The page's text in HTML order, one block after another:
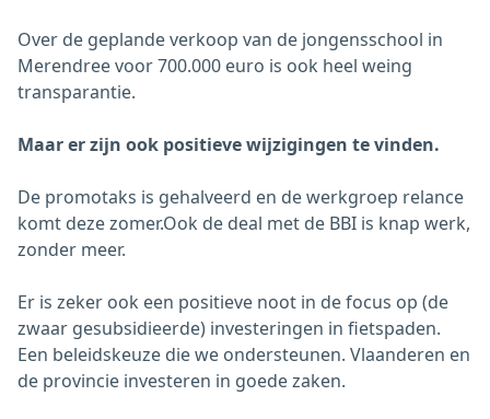
Over de geplande verkoop van de jongensschool in
Merendree voor 700.000 euro is ook heel weing
transparantie.
Maar er zijn ook positieve wijzigingen te vinden.
De promotaks is gehalveerd en de werkgroep relance
komt deze zomer.Ook de deal met de BBI is knap werk,
zonder meer.
Er is zeker ook een positieve noot in de focus op (de
zwaar gesubsidieerde) investeringen in fietspaden.
Een beleidskeuze die we ondersteunen. Vlaanderen en
de provincie investeren in goede zaken.